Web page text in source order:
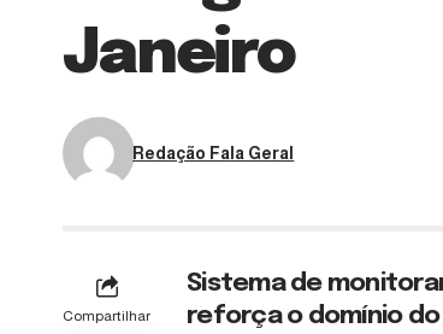
Janeiro
Redação Fala Geral
Compartilhar
Sistema de
reforça o domínio